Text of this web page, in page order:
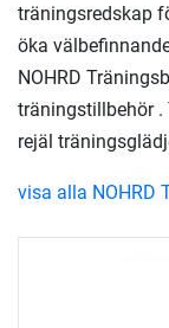
träningsredskap
öka
NOHRD
träningstillbehör .
rejäl
visa alla NOHRD